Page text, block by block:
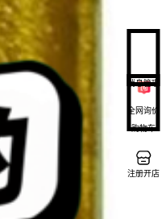
全网询价
消息管理
购物车
注册开店